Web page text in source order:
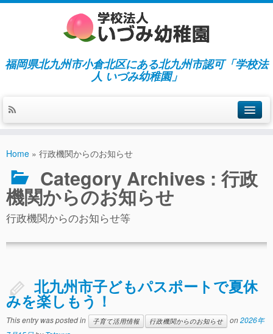
福岡県北九州市小倉北区にある北九州市認可「学校法
人 いづみ幼稚園」
施設紹介
指導／保育の内容
事故や怪我について
卒園児進路
お知らせ
Home » 行政機関からのお知らせ
Category Archives :行政
機関からのお知らせ
行政機関からのお知らせ等
北九州市子どもパスポートで夏休
みを楽しもう！
This entry was posted in 子育て活用情報 行政機関からのお知らせ on2026年